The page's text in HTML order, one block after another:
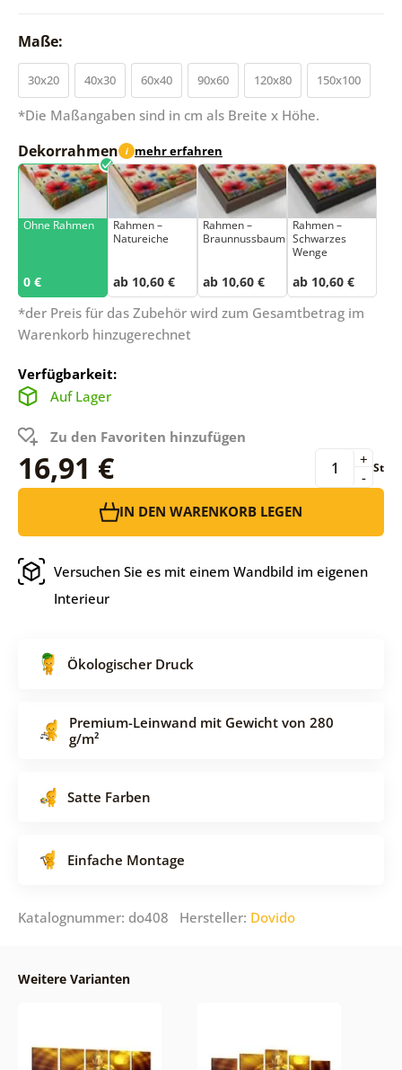
Maße:
30x20 40x30 60x40 90x60 120x80 150x100
*Die Maßangaben sind in cm als Breite x Höhe.
Dekorrahmen i mehr erfahren
Ohne Rahmen
0 €
Rahmen –
Natureiche
ab 10,60 €
Rahmen –
Braunnussbaum
ab 10,60 €
Rahmen –
Schwarzes
Wenge
ab 10,60 €
*der Preis für das Zubehör wird zum Gesamtbetrag im
Warenkorb hinzugerechnet
Verfügbarkeit:
Auf Lager
Zu den Favoriten hinzufügen
16,91 € -
+ St
IN DEN WARENKORB LEGEN
Versuchen Sie es mit einem Wandbild im eigenen
Interieur
Ökologischer Druck
Premium-Leinwand mit Gewicht von 280
g/m²
Satte Farben
Einfache Montage
Katalognummer: do408 Hersteller: Dovido
Weitere Varianten